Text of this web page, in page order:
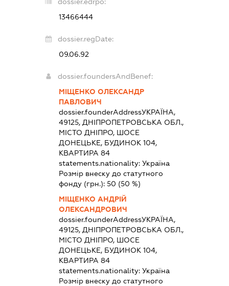
dossier.edrpo:
13466444
dossier.regDate:
09.06.92
dossier.foundersAndBenef:
МІЩЕНКО ОЛЕКСАНДР
ПАВЛОВИЧ
dossier.founderAddressУКРАЇНА,
49125, ДНІПРОПЕТРОВСЬКА ОБЛ.,
МІСТО ДНІПРО, ШОСЕ
ДОНЕЦЬКЕ, БУДИНОК 104,
КВАРТИРА 84
statements.nationality:Україна
Розмір внеску до статутного
фонду (грн.):50 (50 %)
МІЩЕНКО АНДРІЙ
ОЛЕКСАНДРОВИЧ
dossier.founderAddressУКРАЇНА,
49125, ДНІПРОПЕТРОВСЬКА ОБЛ.,
МІСТО ДНІПРО, ШОСЕ
ДОНЕЦЬКЕ, БУДИНОК 104,
КВАРТИРА 84
statements.nationality:Україна
Розмір внеску до статутного